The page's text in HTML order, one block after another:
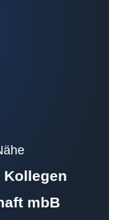
Kollegen
mbB